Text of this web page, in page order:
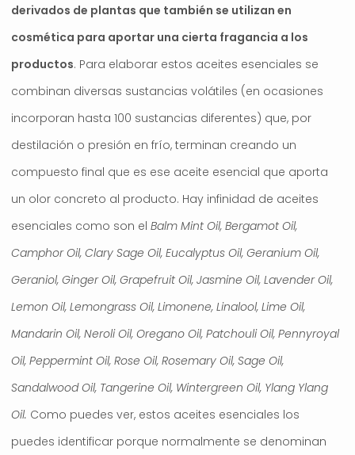
derivados de plantas que también se utilizan en
cosmética para aportar una cierta fragancia a los
productos. Para elaborar estos aceites esenciales se
combinan diversas sustancias volátiles (en ocasiones
incorporan hasta 100 sustancias diferentes) que, por
destilación o presión en frío, terminan creando un
compuesto final que es ese aceite esencial que aporta
un olor concreto al producto. Hay infinidad de aceites
esenciales como son el Balm Mint Oil, Bergamot Oil,
Camphor Oil, Clary Sage Oil, Eucalyptus Oil, Geranium Oil,
Geraniol, Ginger Oil, Grapefruit Oil, Jasmine Oil, Lavender Oil,
Lemon Oil, Lemongrass Oil, Limonene, Linalool, Lime Oil,
Mandarin Oil, Neroli Oil, Oregano Oil, Patchouli Oil, Pennyroyal
Oil, Peppermint Oil, Rose Oil, Rosemary Oil, Sage Oil,
Sandalwood Oil, Tangerine Oil, Wintergreen Oil, Ylang Ylang
Oil. Como puedes ver, estos aceites esenciales los
puedes identificar porque normalmente se denominan